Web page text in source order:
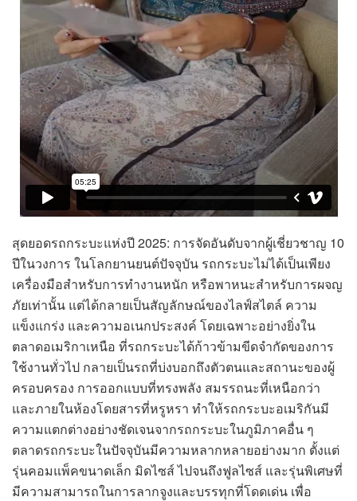
สุดยอดรถกระบะแห่งปี 2025: การจัดอันดับจากผู้เชี่ยวชาญ 10
ปีในวงการ ในโลกยานยนต์ปัจจุบัน รถกระบะไม่ได้เป็นเพียง
เครื่องมือสำหรับการทำงานหนัก หรือพาหนะสำหรับการผจญ
ภัยเท่านั้น แต่ได้กลายเป็นสัญลักษณ์ของไลฟ์สไตล์ ความ
แข็งแกร่ง และความอเนกประสงค์ โดยเฉพาะอย่างยิ่งใน
ตลาดอเมริกาเหนือ ที่รถกระบะได้ก้าวข้ามขีดจำกัดของการ
ใช้งานทั่วไป กลายเป็นรถที่บ่งบอกถึงตัวตนและสถานะของผู้
ครอบครอง การออกแบบที่ทรงพลัง สมรรถนะที่เหนือกว่า
และภายในห้องโดยสารที่หรูหรา ทำให้รถกระบะอเมริกันมี
ความแตกต่างอย่างชัดเจนจากรถกระบะในภูมิภาคอื่น ๆ
ตลาดรถกระบะในปัจจุบันมีความหลากหลายอย่างมาก ตั้งแต่
รุ่นคอมแพ็คขนาดเล็ก มิดไซส์ ไปจนถึงฟูลไซส์ และรุ่นพิเศษที่
มีความสามารถในการลากจูงและบรรทุกที่โดดเด่น เพื่อ